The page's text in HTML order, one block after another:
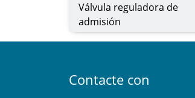
Válvula reguladora de
admisión
Contacte con